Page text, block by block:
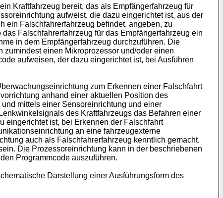
Kraftfahrzeug bereit, das als Empfängerfahrzeug für
aufweist, die dazu eingerichtet ist, aus der
ein Falschfahrerfahrzeug befindet, angeben, zu
Falschfahrerfahrzeug für das Empfängerfahrzeug ein
in dem Empfängerfahrzeug durchzuführen. Die
einen Mikroprozessor und/oder einen
aufweisen, der dazu eingerichtet ist, bei Ausführen
zum Erkennen einer Falschfahrt
anhand einer aktuellen Position des
mittels einer Sensoreinrichtung und einer
des Kraftfahrzeugs das Befahren einer
eingerichtet ist, bei Erkennen der Falschfahrt
an eine fahrzeugexterne
auch als Falschfahrerfahrzeug kenntlich gemacht.
Die Prozessoreinrichtung kann in der beschriebenen
Programmcode auszuführen.
Darstellung einer Ausführungsform des